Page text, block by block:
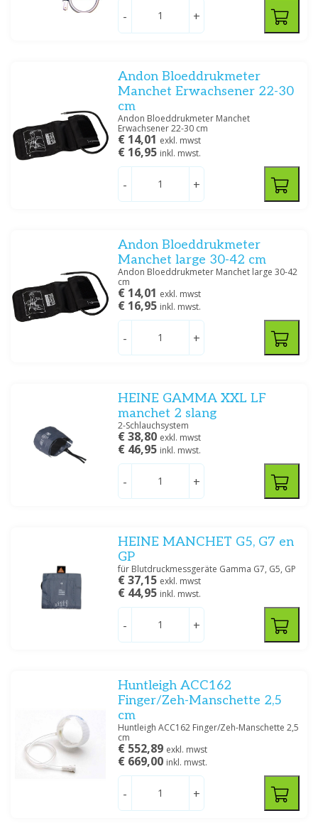
(2)
Small child
(5)
Extra Small(3)
Small
Größe
Extra Small
ABPM
- +
Andon Bloeddrukmeter
Manchet Erwachsener 22-30
cm
Andon Bloeddrukmeter Manchet
Erwachsener 22-30 cm
€ 14,01 exkl. mwst
€ 16,95 inkl. mwst.
- +
Andon Bloeddrukmeter
Manchet large 30-42 cm
Andon Bloeddrukmeter Manchet large 30-42
cm
€ 14,01 exkl. mwst
€ 16,95 inkl. mwst.
- +
HEINE GAMMA XXL LF
manchet 2 slang
2-Schlauchsystem
€ 38,80 exkl. mwst
€ 46,95 inkl. mwst.
- +
HEINE MANCHET G5, G7 en
GP
für Blutdruckmessgeräte Gamma G7, G5, GP
€ 37,15 exkl. mwst
€ 44,95 inkl. mwst.
- +
Huntleigh ACC162
Finger/Zeh-Manschette 2,5
cm
Huntleigh ACC162 Finger/Zeh-Manschette 2,5
cm
€ 552,89 exkl. mwst
€ 669,00 inkl. mwst.
- +